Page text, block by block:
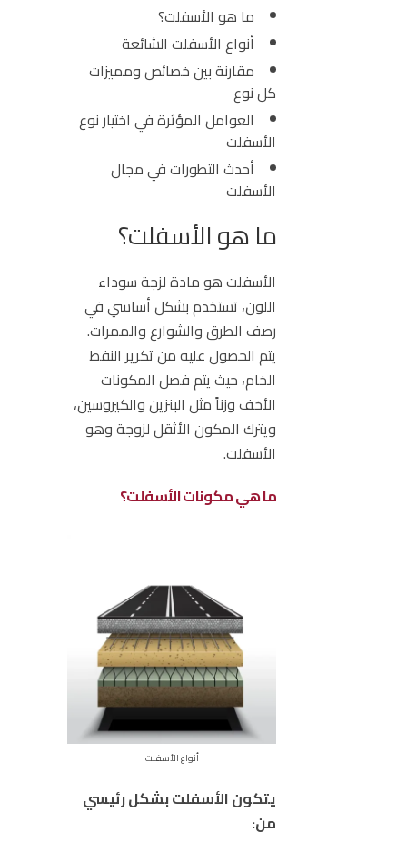
ما هو الأسفلت؟
أنواع الأسفلت الشائعة
مقارنة بين خصائص ومميزات
كل نوع
العوامل المؤثرة في اختيار نوع
الأسفلت
أحدث التطورات في مجال
الأسفلت
ما هو الأسفلت؟
الأسفلتهو مادة لزجة سوداء
اللون، تستخدم بشكل أساسي في
رصف الطرق والشوارع والممرات.
يتم الحصول عليه من تكرير النفط
الخام، حيث يتم فصل المكونات
الأخف وزناً مثل البنزين والكيروسين،
ويترك المكون الأثقل لزوجة وهو
الأسفلت.
ما هي مكونات الأسفلت؟
أنواع الأسفلت
يتكون الأسفلت بشكل رئيسي
من: